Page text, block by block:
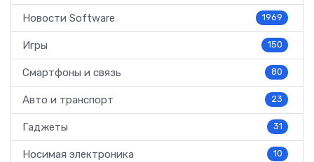
Новости Software 1969
Игры 150
Смартфоны и связь 80
Авто и транспорт 23
Гаджеты 31
Носимая электроника 10